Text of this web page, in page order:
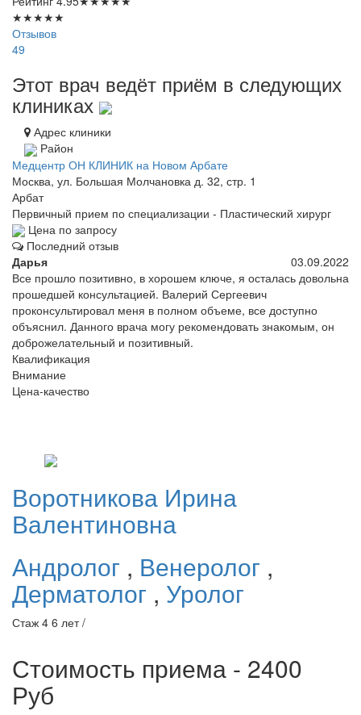
★★★★★
Отзывов
49
Этот врач ведёт приём в следующих
клиниках
Адрес клиники
Район
Медцентр ОН КЛИНИК на Новом Арбате
Москва, ул. Большая Молчановка д. 32, стр. 1
Арбат
Первичный прием по специализации - Пластический хирург
Цена по запросу
Последний отзыв
Дарья
03.09.2022
Все прошло позитивно, в хорошем ключе, я осталась довольна
прошедшей консультацией. Валерий Сергеевич
проконсультировал меня в полном объеме, все доступно
объяснил. Данного врача могу рекомендовать знакомым, он
доброжелательный и позитивный.
Квалификация
Внимание
Цена-качество
Воротникова Ирина
Валентиновна
Андролог , Венеролог ,
Дерматолог , Уролог
Стаж 4 6 лет /
Стоимость приема - 2400
Руб